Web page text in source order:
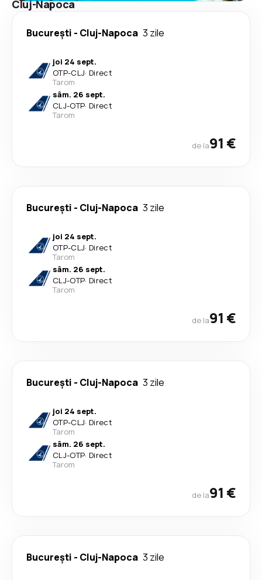
Cluj-Napoca
București - Cluj-Napoca 3 zile
joi 24 sept.
OTP-CLJ· Direct
Tarom
sâm. 26 sept.
CLJ-OTP· Direct
Tarom
de la91 €
București - Cluj-Napoca 3 zile
joi 24 sept.
OTP-CLJ· Direct
Tarom
sâm. 26 sept.
CLJ-OTP· Direct
Tarom
de la91 €
București - Cluj-Napoca 3 zile
joi 24 sept.
OTP-CLJ· Direct
Tarom
sâm. 26 sept.
CLJ-OTP· Direct
Tarom
de la91 €
București - Cluj-Napoca 3 zile